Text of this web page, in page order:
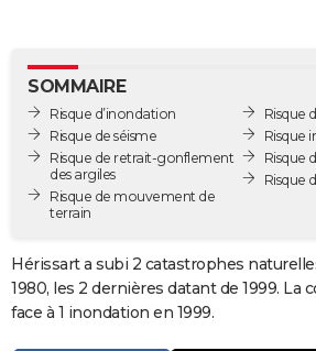
GUIDES D'ACHAT
BONS PLANS
CARTE DE VOEUX
Carte de Noël
Carte Bonne année
Carte Saint-Valentin
Carte Pâques
Carte d'anniversaire
DICTIONNAIRE
COPAINS D'AVANT
SOMMAIRE
Risque d’inondation
Risque de séisme
Risque de retrait-gonflement
des argiles
Risque de mouvement de
terrain
Risque
Risque
Risque
Risque
Hérissart a subi 2 catastrophes
1980, les 2 dernières datant de 1999. La
face à 1 inondation en 1999.